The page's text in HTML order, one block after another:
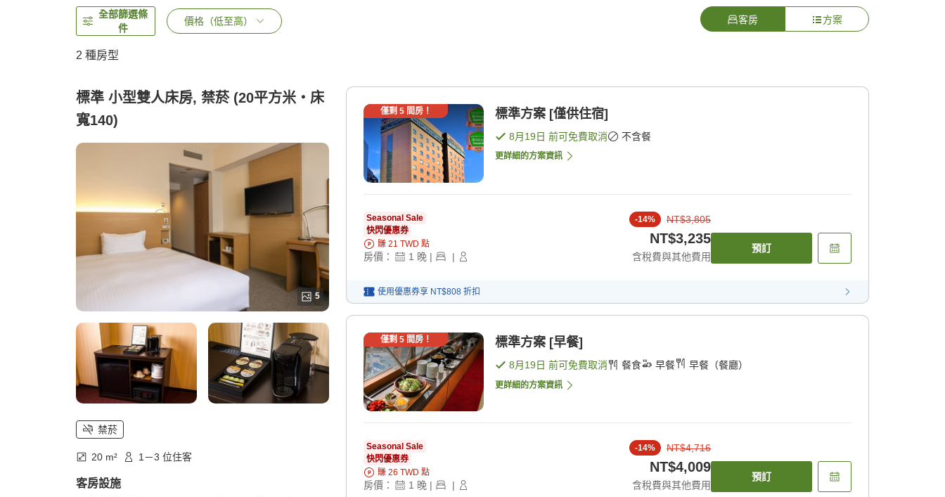
全部篩選條
件
價格（低至高） 客房 方案
2 種房型
標準 小型雙人床房, 禁菸 (20平方米・床
寬140)
5
禁菸
20 m² 1－3 位住客
客房設施
僅剩 5間房！ 標準方案 [僅供住宿]
8月19日 前可免費取消 不含餐
更詳細的方案資訊
Seasonal Sale
快閃優惠券
賺 21 TWD 點
房價： 1 晚 | |
-14% NT$3,805
NT$3,235
含稅費與其他費用
預訂
使用優惠券享 NT$808 折扣
僅剩 5間房！ 標準方案 [早餐]
8月19日 前可免費取消 餐食 早餐 早餐（餐廳）
更詳細的方案資訊
Seasonal Sale
快閃優惠券
賺 26 TWD 點
房價： 1 晚 | |
-14% NT$4,716
NT$4,009
含稅費與其他費用
預訂